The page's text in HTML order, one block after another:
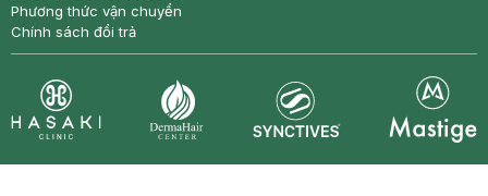
Phương thức vận chuyển
Chính sách đổi trả